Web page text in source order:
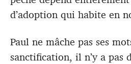
d’adoption qui habite en
Paul ne mâche pas ses
sanctification, il n’y a pas